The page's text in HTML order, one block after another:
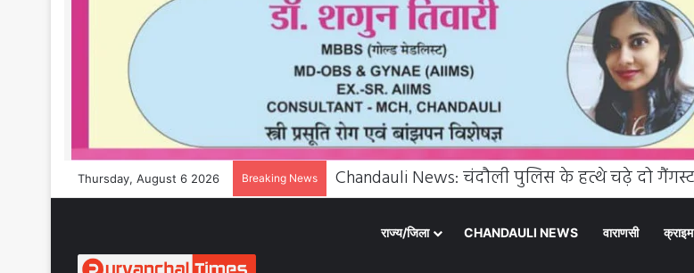
Thursday, August 6 2026 Breaking News
राज्य/जिला CHANDAULI NEWS वाराणसी क्राइम